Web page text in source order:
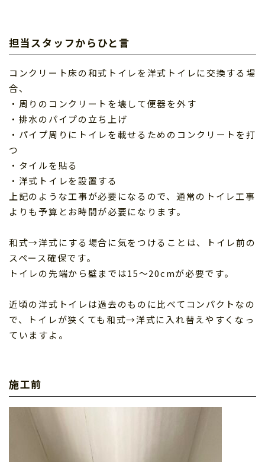
担当スタッフからひと言
コンクリート床の和式トイレを洋式トイレに交換する場
合、
・周りのコンクリートを壊して便器を外す
・排水のパイプの立ち上げ
・パイプ周りにトイレを載せるためのコンクリートを打
つ
・タイルを貼る
・洋式トイレを設置する
上記のような工事が必要になるので、通常のトイレ工事
よりも予算とお時間が必要になります。
和式→洋式にする場合に気をつけることは、トイレ前の
スペース確保です。
トイレの先端から壁までは15〜20cmが必要です。
近頃の洋式トイレは過去のものに比べてコンパクトなの
で、トイレが狭くても和式→洋式に入れ替えやすくなっ
ていますよ。
施工前